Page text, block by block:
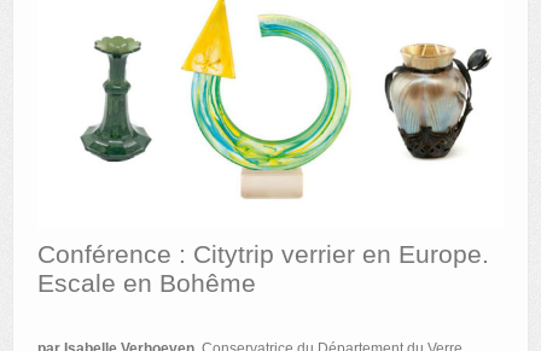
MUSÉE DU LUMINAIRE
FONDS PATRIMONIAUX
AUTRES LIEUX
ANIMATIONS DES MUSÉES
PUBLICATIONS
LES APPELS À PROJETS
LE PORTAIL DES COLLECTIONS
Conférence : Citytrip verrier en Europe.
Escale en Bohême